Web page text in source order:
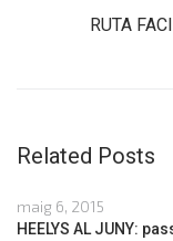
RUTA
Related Posts
maig 6, 2015
HEELYS AL JUNY: